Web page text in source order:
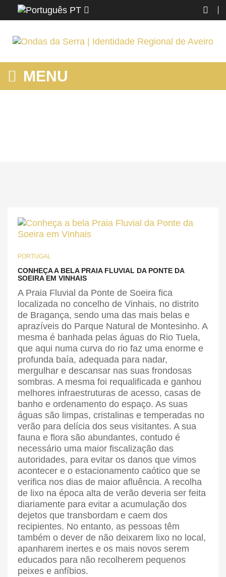
PT
MENU
PORTUGAL
CONHEÇA A BELA PRAIA FLUVIAL DA PONTE DA
SOEIRA EM VINHAIS
A Praia Fluvial da Ponte de Soeira fica
localizada no concelho de Vinhais, no distrito
de Bragança, sendo uma das mais belas e
aprazíveis do Parque Natural de Montesinho. A
mesma é banhada pelas águas do Rio Tuela,
que aqui numa curva do rio faz uma enorme e
profunda baía, adequada para nadar,
mergulhar e descansar nas suas frondosas
sombras. A mesma foi requalificada e ganhou
melhores infraestruturas de acesso, casas de
banho e ordenamento do espaço. As suas
águas são limpas, cristalinas e temperadas no
verão para delícia dos seus visitantes. A sua
fauna e flora são abundantes, contudo é
necessário uma maior fiscalização das
autoridades, para evitar os danos que vimos
acontecer e o estacionamento caótico que se
verifica nos dias de maior afluência. A recolha
de lixo na época alta de verão deveria ser feita
diariamente para evitar a acumulação dos
dejetos que transbordam e caem dos
recipientes. No entanto, as pessoas têm
também o dever de não deixarem lixo no local,
apanharem inertes e os mais novos serem
educados para não recolherem pequenos
peixes e anfíbios.